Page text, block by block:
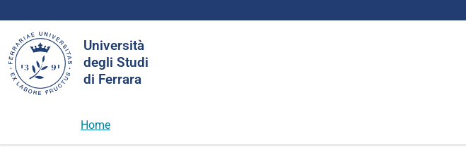
Università
degli Studi
di Ferrara
nel
sito
Home